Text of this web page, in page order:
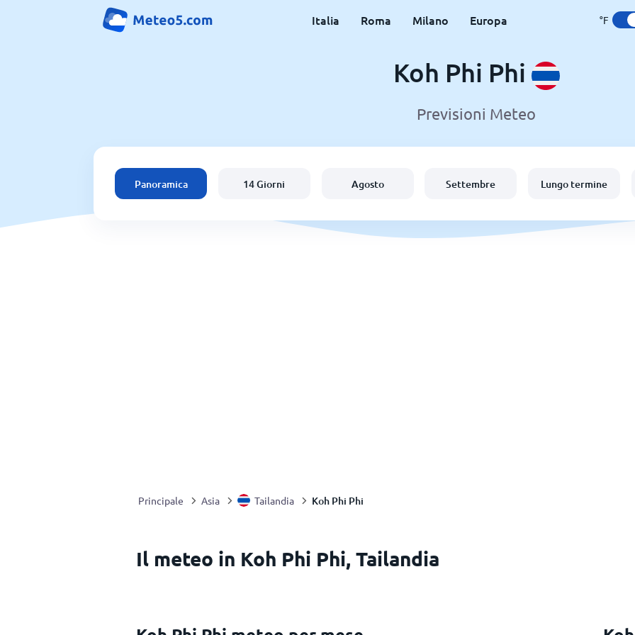
Italia Roma Milano Europa °F
Koh Phi Phi
Previsioni Meteo
Panoramica 14 Giorni Agosto Settembre Lungo termine
Principale Asia Tailandia Koh Phi Phi
Il meteo in Koh Phi Phi, Tailandia